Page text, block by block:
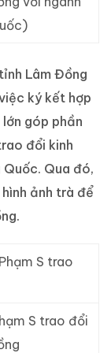
Lâm Đồng
ký kết hợp
góp phần
đổi kinh
Quốc. Qua đó,
ảnh trà để
S trao đổi